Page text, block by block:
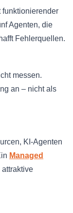
funktionierender
Agenten, die
Fehlerquellen.
messen.
an – nicht als
KI-Agenten
Managed